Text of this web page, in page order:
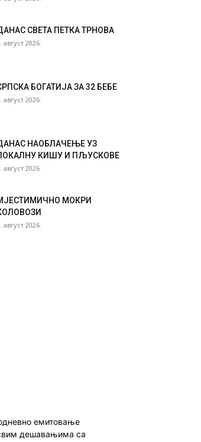
СВЕТА ПЕТКА ТРНОВА
август 2026.
БОГАТИЈА ЗА 32 БЕБЕ
август 2026.
НАОБЛАЧЕЊЕ УЗ
КИШУ И ПЉУСКОВЕ
август 2026.
МОКРИ
август 2026.
емитовање
свим дешавањима са